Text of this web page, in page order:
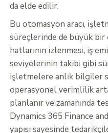
da elde edilir.
Bu otomasyon aracı,
süreçlerinde de büyük
hatlarının izlenmesi, iş
seviyelerinin takibi gibi
işletmelere anlık bilgiler
operasyonel verimlilik
planlanır ve zamanında
Dynamics 365 Finance
yapısı sayesinde